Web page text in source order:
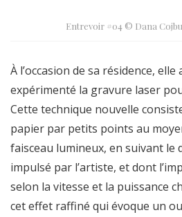
Entrevoir #04 © Dana
À l’occasion de sa résidence, elle
expérimenté la gravure laser
Cette technique nouvelle
papier par petits points au
faisceau lumineux, en suivant le
impulsé par l’artiste, et dont
selon la vitesse et la puissance
cet effet raffiné qui évoque un